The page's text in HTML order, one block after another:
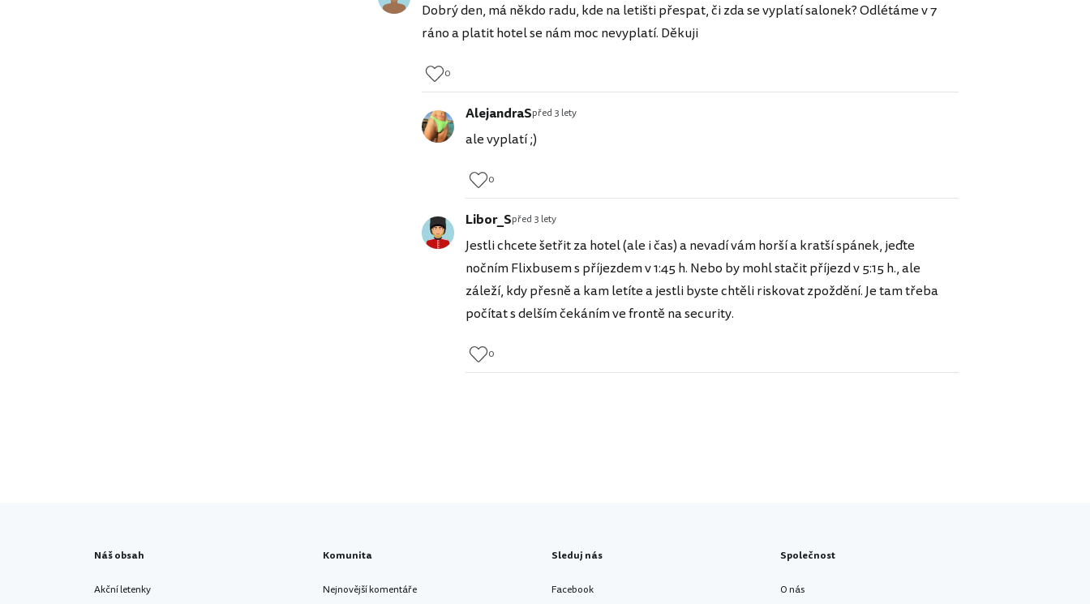
Dobrý den, má někdo radu, kde na letišti přespat, či zda se vyplatí salonek? Odlétáme v 7
ráno a platit hotel se nám moc nevyplatí. Děkuji
0
AlejandraSpřed 3 lety
ale vyplatí ;)
0
Libor_Spřed 3 lety
Jestli chcete šetřit za hotel (ale i čas) a nevadí vám horší a kratší spánek, jeďte
nočním Flixbusem s příjezdem v 1:45 h. Nebo by mohl stačit příjezd v 5:15 h., ale
záleží, kdy přesně a kam letíte a jestli byste chtěli riskovat zpoždění. Je tam třeba
počítat s delším čekáním ve frontě na security.
0
Náš obsah
Akční letenky
Komunita
Nejnovější komentáře
Sleduj nás
Facebook
Společnost
O nás